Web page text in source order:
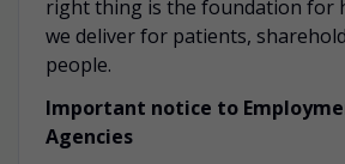
right thing is the foundation for
we deliver for patients,
people.
Important notice to
Agencies